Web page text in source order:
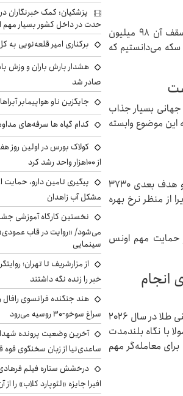
این کارشناس بازارهای مالی گفت: «کف قیمت سکه در محدوده ۹۰ میلیون تومان و سقف آن ۹۸ میلیون
ویژه‌ای برای سکه می‌دانستیم که
با توجه به آب‌شده جهانی بسیار جذاب
موضوع وابسته
دیبا ادامه داد: «در بازار جهانی، محدوده ۳۶۰۰ دلار برای اونس طلا اهمیت زیادی دارد و هدف بعدی ۳۷۳۰
از منظر نرخ بهره
مالی افزود: «اگر قیمت طلای جهانی برگردد، سطح ۳۵۱۳ دلار حمایت مهم اونس
انجام
دیبا با اشاره به پیش‌بینی موسساتی نظیر گلدمن ساکس که چشم‌انداز قیمت اونس جهانی طلا در سال ۲۰۲۶
با نگاه بلندمدت
برای معامله‌گر مهم
پزشکیان: کمک خبرنگاران
حدت در داخل کشور بسیار مهم
برکناری امیر قلعه‌نویی به
هشدار بارش باران و وزش
صادر شد
جایگزین ناو هواپیمابر
کدام گیاه ها سرفه‌های
کولاک بورس در اولین
از ۱۰۰هزار واحد رشد کرد
پیگیری تامین دارو، حمایت
مشکل آب زاهدان
نخستین کارگاه آموزشی
می‌شود/ «روایت در قاب
سینمایی
از مزارشریف تا تهران؛
خبر را زنده نگه داشتند
هند جنگنده فرانسوی رافال
سراغ سوخو-30 روسیه می‌رود
آخرین وضعیت پرونده
ساعدی‌نیا از زبان سخنگوی قوه
درخشش ستاره فیلم فرهادی
افیرا جایزه «لئوپارد کلاب» را